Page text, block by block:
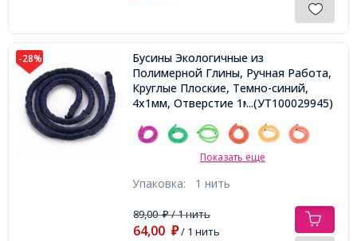
-28%
Бусины Экологичные из
Полимерной Глины, Ручная Работа,
Круглые Плоские, Темно-синий,
4х1мм, Отверстие 1мм, Около
...(УТ100029945)
Показать еще
Упаковка: 1 нить
89,00₽/ 1 нить
64,00 ₽/ 1 нить